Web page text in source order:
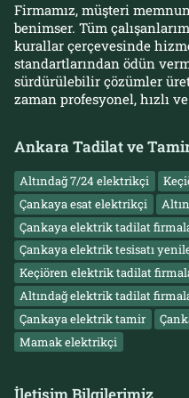
Firmamız, müşteri
benimser. Tüm
kurallar çerçevesinde
standartlarından ödün
sürdürülebilir çözümler
zaman profesyonel, hızlı
Ankara Tadilat ve
Altındağ 7/24 elektrikçi
Çankaya esat elektrikçi
Çankaya elektrik tadilat
Çankaya elektrik tesisatı
Keçiören elektrik tadilat
Altındağ elektrik tadilat
Çankaya elektrik tamir
Mamak elektrikçi
İletişim Bilgilerimiz